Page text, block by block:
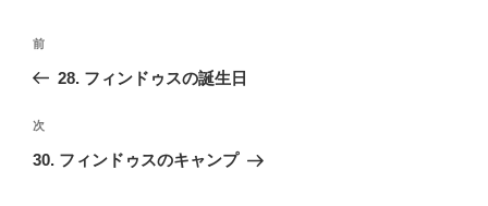
投
ビ
ゲ
前
の
稿
前
28. フィンドゥスの誕生日
次
の
次
30. フィンドゥスのキャンプ